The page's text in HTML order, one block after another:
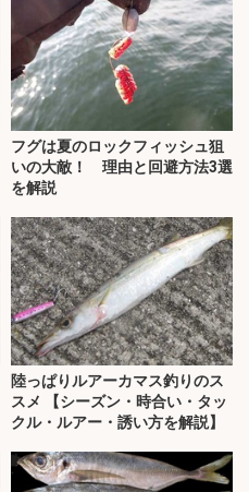
フグは夏のロックフィッシュ狙
いの大敵！ 理由と回避方法3選
を解説
陸っぱりルアーカマス釣りのス
スメ 【シーズン・時合い・タッ
クル・ルアー・誘い方を解説】